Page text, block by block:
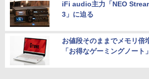
iFi audio主力「NEO
3」に迫る
お値段そのままでメモリ倍
「お得なゲーミングノート」